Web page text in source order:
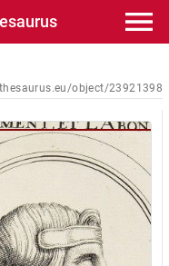
object/23921398